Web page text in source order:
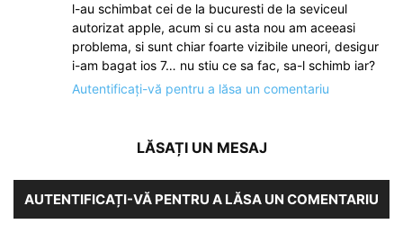
l-au schimbat cei de la bucuresti de la seviceul
autorizat apple, acum si cu asta nou am aceeasi
problema, si sunt chiar foarte vizibile uneori, desigur
i-am bagat ios 7… nu stiu ce sa fac, sa-l schimb iar?
Autentificați-vă pentru a lăsa un comentariu
LĂSAȚI UN MESAJ
AUTENTIFICAȚI-VĂ PENTRU A LĂSA UN COMENTARIU